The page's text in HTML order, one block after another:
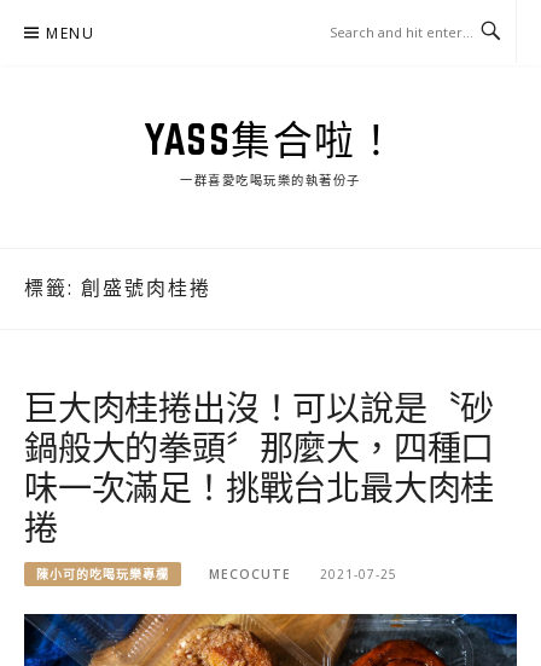
MENU
YASS集合啦！
一群喜愛吃喝玩樂的執著份子
標籤: 創盛號肉桂捲
巨大肉桂捲出沒！可以說是〝砂
鍋般大的拳頭〞那麼大，四種口
味一次滿足！挑戰台北最大肉桂
捲
陳小可的吃喝玩樂專欄 MECOCUTE 2021-07-25